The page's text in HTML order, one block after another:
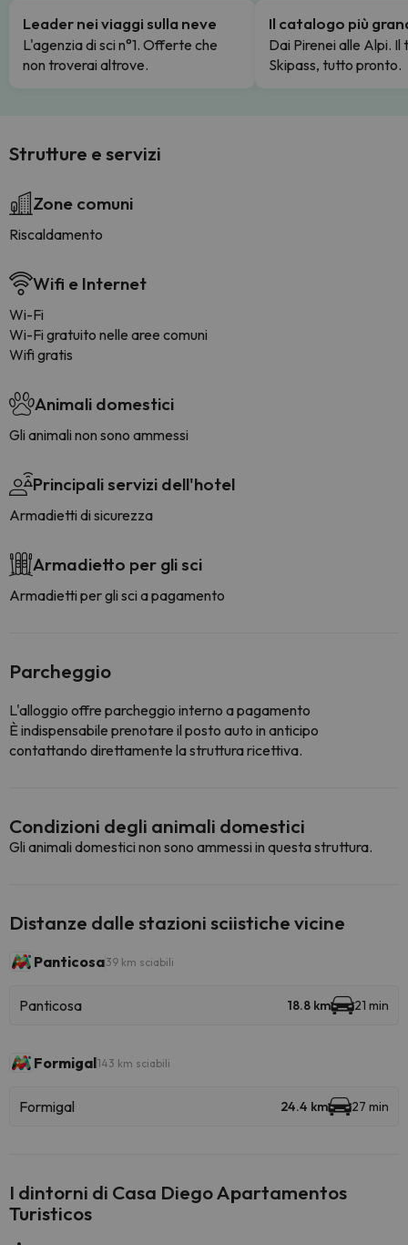
Leader nei viaggi sulla neve
L'agenzia di sci n°1. Offerte che
non troverai altrove.
Il catalogo più
Dai Pirenei alle Alpi. Il
Skipass, tutto pronto.
Strutture e servizi
Zone comuni
Riscaldamento
Wifi e Internet
Wi-Fi
Wi-Fi gratuito nelle aree comuni
Wifi gratis
Animali domestici
Gli animali non sono ammessi
Principali servizi dell'hotel
Armadietti di sicurezza
Armadietto per gli sci
Armadietti per gli sci a pagamento
Parcheggio
L'alloggio offre parcheggio interno a pagamento
È indispensabile prenotare il posto auto in anticipo
contattando direttamente la struttura ricettiva.
Condizioni degli animali domestici
Gli animali domestici non sono ammessi in questa struttura.
Distanze dalle stazioni sciistiche vicine
Panticosa39 km sciabili
Panticosa 18.8 km 21 min
Formigal143 km sciabili
Formigal 24.4 km 27 min
I dintorni di Casa Diego Apartamentos
Turisticos